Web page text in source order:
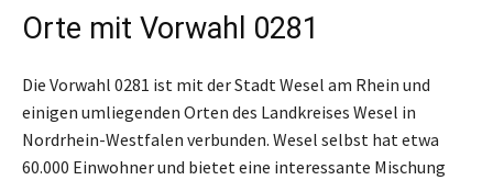
Orte mit Vorwahl 0281
Die Vorwahl 0281 ist mit der Stadt Wesel am Rhein und
einigen umliegenden Orten des Landkreises Wesel in
Nordrhein-Westfalen verbunden. Wesel selbst hat etwa
60.000 Einwohner und bietet eine interessante Mischung